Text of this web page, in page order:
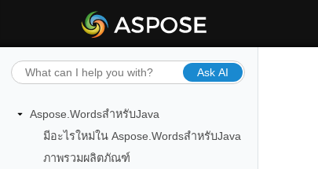
Ask AI
Aspose.WordsสำหรับJava
มีอะไรใหม่ใน Aspose.WordsสำหรับJava
ภาพรวมผลิตภัณฑ์